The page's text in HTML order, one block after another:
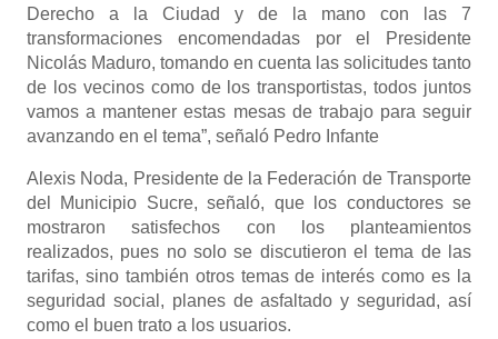
Derecho a la Ciudad y de la mano con las 7
transformaciones encomendadas por el Presidente
Nicolás Maduro, tomando en cuenta las solicitudes tanto
de los vecinos como de los transportistas, todos juntos
vamos a mantener estas mesas de trabajo para seguir
avanzando en el tema”, señaló Pedro Infante
Alexis Noda, Presidente de la Federación de Transporte
del Municipio Sucre, señaló, que los conductores se
mostraron satisfechos con los planteamientos
realizados, pues no solo se discutieron el tema de las
tarifas, sino también otros temas de interés como es la
seguridad social, planes de asfaltado y seguridad, así
como el buen trato a los usuarios.